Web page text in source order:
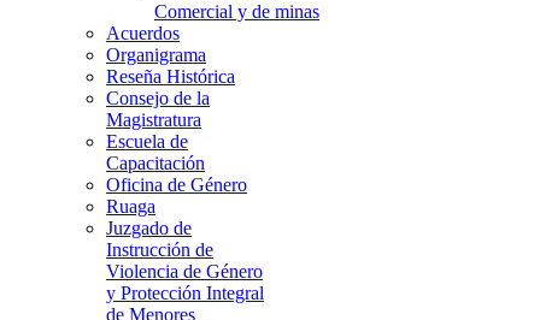
Comercial y de minas
Acuerdos
Organigrama
Reseña Histórica
Consejo de la
Magistratura
Escuela de
Capacitación
Oficina de Género
Ruaga
Juzgado de
Instrucción de
Violencia de Género
y Protección Integral
de Menores